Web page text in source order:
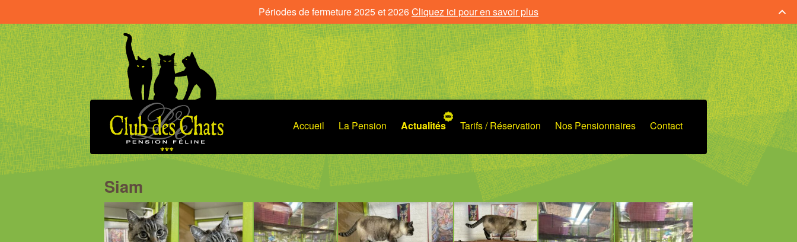
Accueil La Pension Actualités Tarifs / Réservation Nos Pensionnaires Contact
Siam
Périodes de fermeture 2025 et 2026Cliquez ici pour en savoir plus